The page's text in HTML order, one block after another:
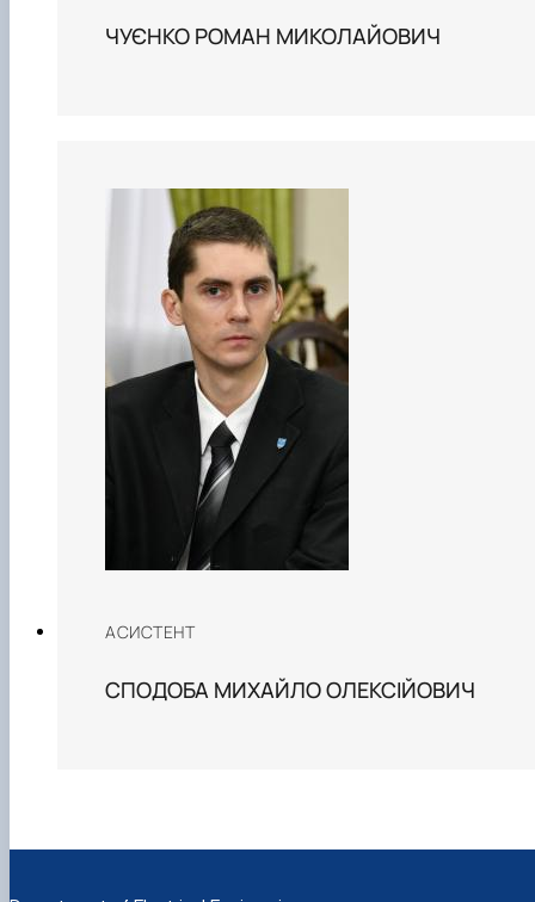
ЧУЄНКО РОМАН МИКОЛАЙОВИЧ
АСИСТЕНТ
СПОДОБА МИХАЙЛО ОЛЕКСІЙОВИЧ